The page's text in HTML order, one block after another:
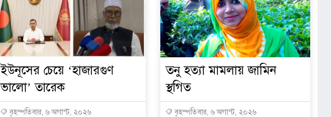
ইউনূসের চেয়ে ‘হাজারগুণ
ভালো’ তারেক
বৃহস্পতিবার, ৬ অগাস্ট, ২০২৬
তনু হত্যা মামলায় জামিন
স্থগিত
বৃহস্পতিবার, ৬ অগাস্ট, ২০২৬